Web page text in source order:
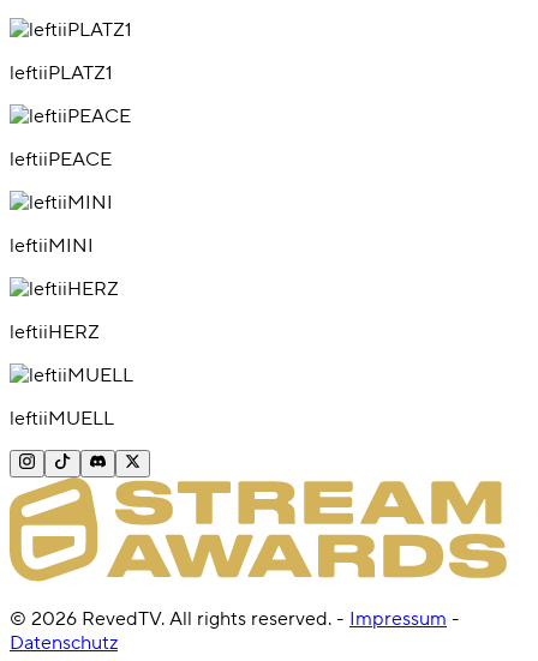
leftiiPLATZ1
leftiiPEACE
leftiiMINI
leftiiHERZ
leftiiMUELL
© 2026 RevedTV. All rights reserved. - Impressum -
Datenschutz